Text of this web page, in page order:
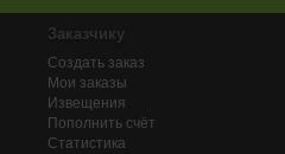
Заказчику
Создать заказ
Мои заказы
Извещения
Пополнить счёт
Статистика